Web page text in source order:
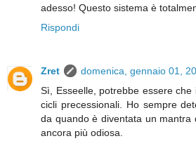
adesso! Questo sistema è
Rispondi
Zret
domenica, gennaio 01,
Sì, Esseelle, potrebbe essere
cicli precessionali. Ho sempre
da quando è diventata un mantra
ancora più odiosa.